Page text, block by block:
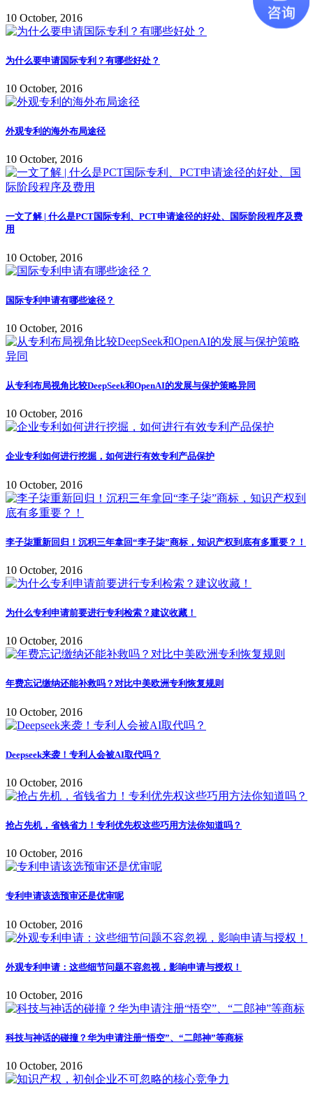
10 October, 2016
为什么要申请国际专利？有哪些好处？
10 October, 2016
外观专利的海外布局途径
10 October, 2016
一文了解 | 什么是PCT国际专利、PCT申请途径的好处、国际阶段程序及费
用
10 October, 2016
国际专利申请有哪些途径？
10 October, 2016
从专利布局视角比较DeepSeek和OpenAI的发展与保护策略异同
10 October, 2016
企业专利如何进行挖掘，如何进行有效专利产品保护
10 October, 2016
李子柒重新回归！沉积三年拿回“李子柒”商标，知识产权到底有多重要？！
10 October, 2016
为什么专利申请前要进行专利检索？建议收藏！
10 October, 2016
年费忘记缴纳还能补救吗？对比中美欧洲专利恢复规则
10 October, 2016
Deepseek来袭！专利人会被AI取代吗？
10 October, 2016
抢占先机，省钱省力！专利优先权这些巧用方法你知道吗？
10 October, 2016
专利申请该选预审还是优审呢
10 October, 2016
外观专利申请：这些细节问题不容忽视，影响申请与授权！
10 October, 2016
科技与神话的碰撞？华为申请注册“悟空”、“二郎神”等商标
10 October, 2016